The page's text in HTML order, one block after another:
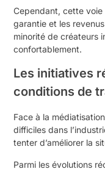
Cependant, cette voie
garantie et les
minorité de créateurs
confortablement.
Les initiatives
conditions de
Face à la
difficiles dans
tenter d’améliorer la
Parmi les évolutions